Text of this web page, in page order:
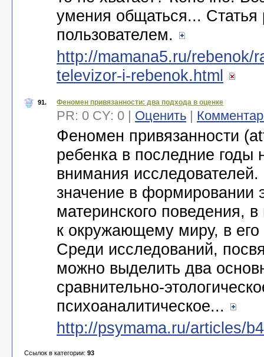
умения общаться...
пользователем.
http://mamana5.ru/rebenok/
televizor-i-rebenok.html
91. Феномен привязанности: два подхода в оценке
PR: 0 CY: 0 | Оценить |
Феномен привязанности
ребенка в последние годы
внимания
значение в формировании
материнского поведения,
к окружающему миру, в его
Среди исследований,
можно выделить два
сравнительно-
психоаналитическое...
http://psymama.ru/articles/
Ссылок в категории: 93